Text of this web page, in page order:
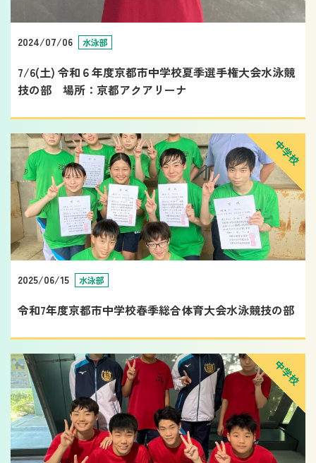
2024/07/06 水泳部
7/6(土) 令和６年度京都市中学校夏季選手権大会水泳競
技の部 場所：京都アクアリーナ
中学校
2025/06/15 水泳部
令和7年度京都市中学校春季総合体育大会水泳競技の部
中学校